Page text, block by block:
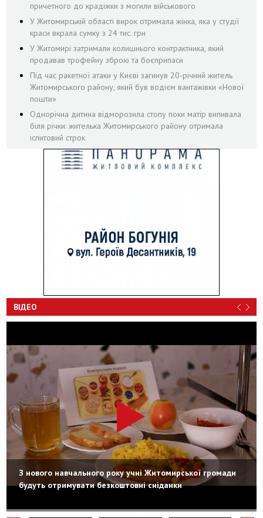
причетного до крадіжки з могили військового
У Житомирській області вирок отримала жінка, яка у студії
краси вкрала сумку з 24 тис. грн
У Житомирі затримали колишнього контрактника, який
продавав трофейну зброю та боєприпаси
Під час ракетної атаки у Києві загинув 20-річний житель
Житомирського району, який був водієм вантажівки «Нової
пошти»
Однорічна дитина відморозила стопу поки матір випивала
біля річки: жителька Житомирського району отримала
іспитовий строк
ВІДЕО
З нового навчального року учні Житомирської громади
будуть отримувати безкоштовні сніданки